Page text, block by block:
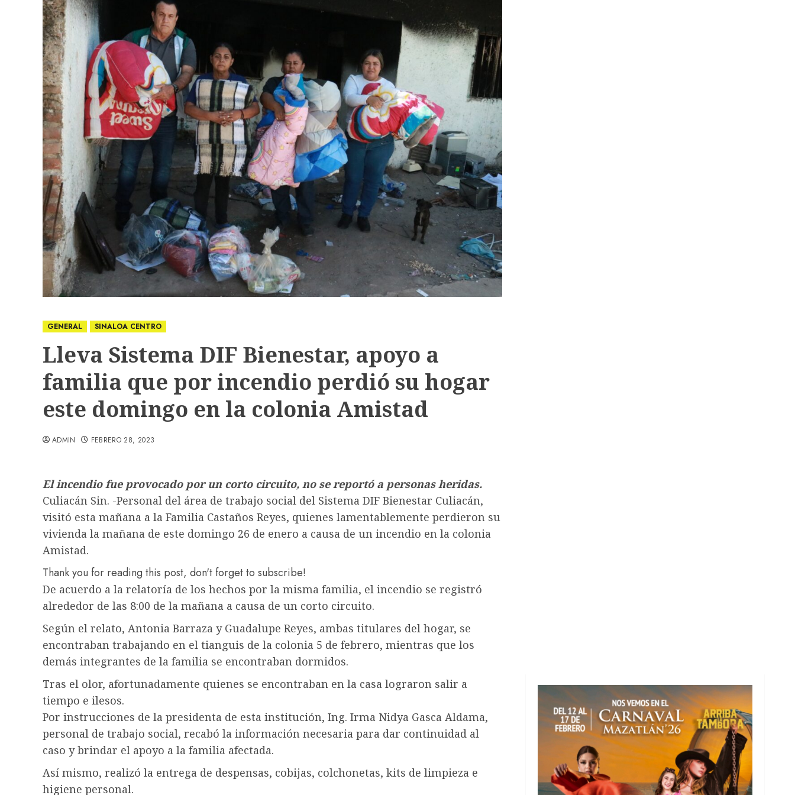
GENERAL SINALOA CENTRO
Lleva Sistema DIF Bienestar, apoyo a
familia que por incendio perdió su hogar
este domingo en la colonia Amistad
ADMIN FEBRERO 28, 2023
El incendio fue provocado por un corto circuito, no se reportó a personas heridas.
Culiacán Sin. -Personal del área de trabajo social del Sistema DIF Bienestar Culiacán,
visitó esta mañana a la Familia Castaños Reyes, quienes lamentablemente perdieron su
vivienda la mañana de este domingo 26 de enero a causa de un incendio en la colonia
Amistad.
Thank you for reading this post, don't forget to subscribe!
De acuerdo a la relatoría de los hechos por la misma familia, el incendio se registró
alrededor de las 8:00 de la mañana a causa de un corto circuito.
Según el relato, Antonia Barraza y Guadalupe Reyes, ambas titulares del hogar, se
encontraban trabajando en el tianguis de la colonia 5 de febrero, mientras que los
demás integrantes de la familia se encontraban dormidos.
Tras el olor, afortunadamente quienes se encontraban en la casa lograron salir a
tiempo e ilesos.
Por instrucciones de la presidenta de esta institución, Ing. Irma Nidya Gasca Aldama,
personal de trabajo social, recabó la información necesaria para dar continuidad al
caso y brindar el apoyo a la familia afectada.
Así mismo, realizó la entrega de despensas, cobijas, colchonetas, kits de limpieza e
higiene personal.